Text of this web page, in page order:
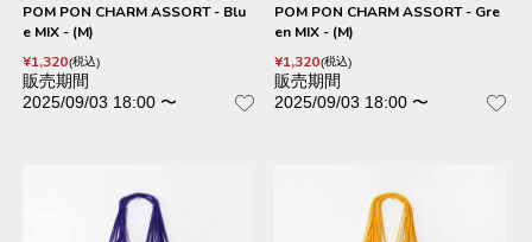
POM PON CHARM ASSORT - Blu
e MIX - (M)
¥1,320 税込
販売期間
2025/09/03 18:00 〜
POM PON CHARM ASSORT - Gre
en MIX - (M)
¥1,320 税込
販売期間
2025/09/03 18:00 〜